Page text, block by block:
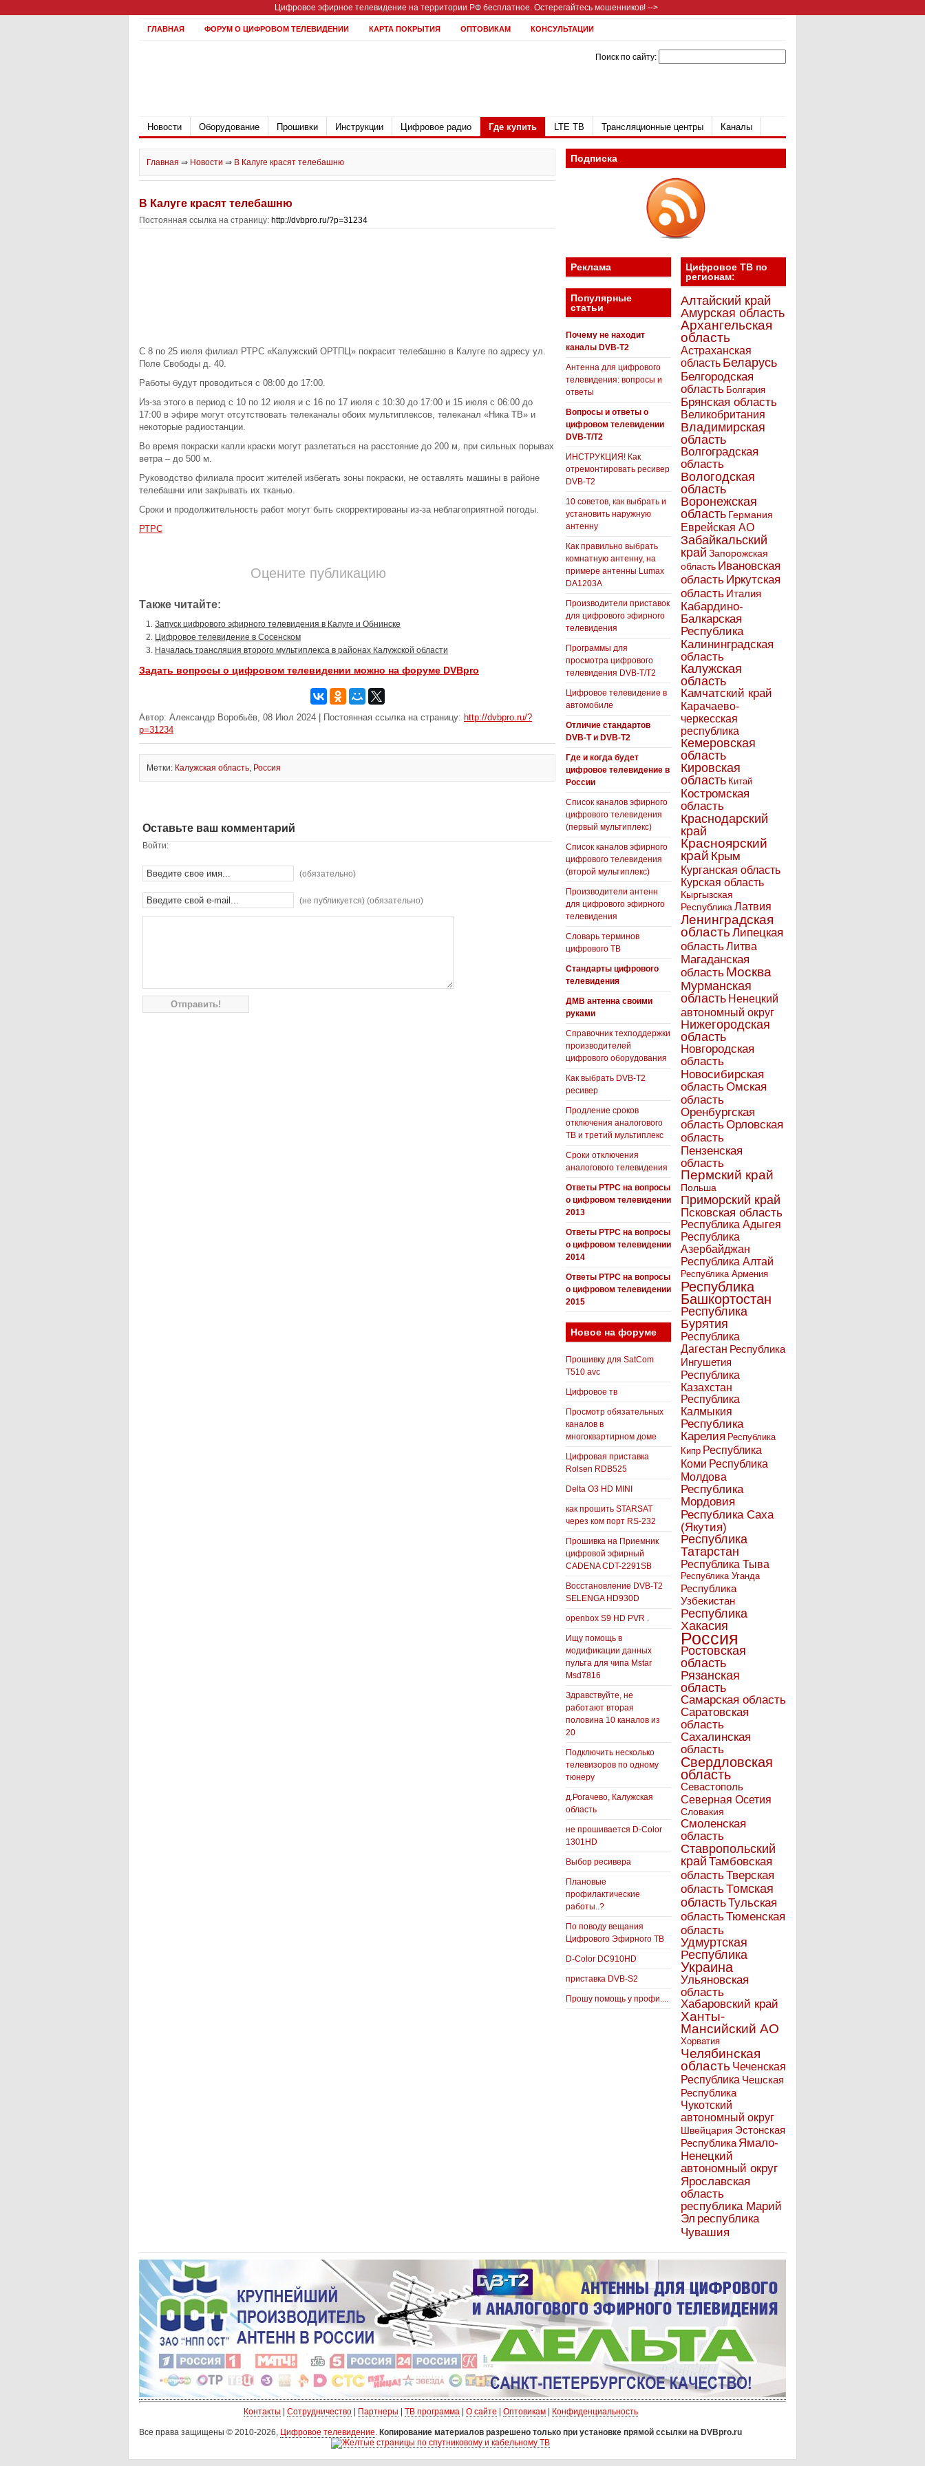
Цифровое эфирное телевидение на территории РФ бесплатное. Остерегайтесь мошенников! -->
ГЛАВНАЯ ФОРУМ О ЦИФРОВОМ ТЕЛЕВИДЕНИИ КАРТА ПОКРЫТИЯ ОПТОВИКАМ КОНСУЛЬТАЦИИ
Поиск по сайту:
Новости Оборудование Прошивки Инструкции Цифровое радио Где купить LTE ТВ Трансляционные центры Каналы
Главная ⇒ Новости ⇒ В Калуге красят телебашню
В Калуге красят телебашню
Постоянная ссылка на страницу: http://dvbpro.ru/?p=31234
С 8 по 25 июля филиал РТРС «Калужский ОРТПЦ» покрасит телебашню в Калуге по адресу ул.
Поле Свободы д. 40.
Работы будут проводиться с 08:00 до 17:00.
Из-за этого в период с 10 по 12 июля и с 16 по 17 июля с 10:30 до 17:00 и 15 июля с 06:00 до
17:00 в эфире могут отсутствовать телеканалы обоих мультиплексов, телеканал «Ника ТВ» и
некоторые радиостанции.
Во время покраски капли краски могут разлетаться на расстояние до 200 м, при сильных порывах
ветра – до 500 м.
Руководство филиала просит жителей избегать зоны покраски, не оставлять машины в районе
телебашни или закрывать их тканью.
Сроки и продолжительность работ могут быть скорректированы из-за неблагоприятной погоды.
РТРС
Оцените публикацию
Также читайте:
Запуск цифрового эфирного телевидения в Калуге и Обнинске
Цифровое телевидение в Сосенском
Началась трансляция второго мультиплекса в районах Калужской области
Задать вопросы о цифровом телевидении можно на форуме DVBpro
Автор: Александр Воробьёв, 08 Июл 2024 | Постоянная ссылка на страницу: http://dvbpro.ru/?
p=31234
Метки: Калужская область, Россия
Оставьте ваш комментарий
Войти:
(обязательно)
(не публикуется) (обязательно)
Подписка
Реклама
Популярные
статьи
Почему не находит
каналы DVB-T2
Антенна для цифрового
телевидения: вопросы и
ответы
Вопросы и ответы о
цифровом телевидении
DVB-T/T2
ИНСТРУКЦИЯ! Как
отремонтировать ресивер
DVB-T2
10 советов, как выбрать и
установить наружную
антенну
Как правильно выбрать
комнатную антенну, на
примере антенны Lumax
DA1203А
Производители приставок
для цифрового эфирного
телевидения
Программы для
просмотра цифрового
телевидения DVB-T/T2
Цифровое телевидение в
автомобиле
Отличие стандартов
DVB-T и DVB-T2
Где и когда будет
цифровое телевидение в
России
Список каналов эфирного
цифрового телевидения
(первый мультиплекс)
Список каналов эфирного
цифрового телевидения
(второй мультиплекс)
Производители антенн
для цифрового эфирного
телевидения
Словарь терминов
цифрового ТВ
Стандарты цифрового
телевидения
ДМВ антенна своими
руками
Справочник техподдержки
производителей
цифрового оборудования
Как выбрать DVB-T2
ресивер
Продление сроков
отключения аналогового
ТВ и третий мультиплекс
Сроки отключения
аналогового телевидения
Ответы РТРС на вопросы
о цифровом телевидении
2013
Ответы РТРС на вопросы
о цифровом телевидении
2014
Ответы РТРС на вопросы
о цифровом телевидении
2015
Новое на форуме
Прошивку для SatCom
T510 avc
Цифровое тв
Просмотр обязательных
каналов в
многоквартирном доме
Цифровая приставка
Rolsen RDB525
Delta O3 HD MINI
как прошить STARSAT
через ком порт RS-232
Прошивка на Приемник
цифровой эфирный
CADENA CDT-2291SB
Восстановление DVB-T2
SELENGA HD930D
openbox S9 HD PVR .
Ищу помощь в
модификации данных
пульта для чипа Mstar
Msd7816
Здравствуйте, не
работают вторая
половина 10 каналов из
20
Подключить несколько
телевизоров по одному
тюнеру
д.Рогачево, Калужская
область
не прошивается D-Color
1301HD
Выбор ресивера
Плановые
профилактические
работы..?
По поводу вещания
Цифрового Эфирного ТВ
D-Color DC910HD
приставка DVB-S2
Прошу помощь у профи....
Цифровое ТВ по
регионам:
Алтайский край
Амурская область
Архангельская
область
Астраханская
область Беларусь
Белгородская
область Болгария
Брянская область
Великобритания
Владимирская
область
Волгоградская
область
Вологодская
область
Воронежская
область Германия
Еврейская АО
Забайкальский
край Запорожская
область Ивановская
область Иркутская
область Италия
Кабардино-
Балкарская
Республика
Калининградская
область
Калужская
область
Камчатский край
Карачаево-
черкесская
республика
Кемеровская
область
Кировская
область Китай
Костромская
область
Краснодарский
край
Красноярский
край Крым
Курганская область
Курская область
Кыргызская
Республика Латвия
Ленинградская
область Липецкая
областьЛитва
Магаданская
область Москва
Мурманская
область Ненецкий
автономный округ
Нижегородская
область
Новгородская
область
Новосибирская
областьОмская
область
Оренбургская
областьОрловская
область
Пензенская
область
Пермский край
Польша
Приморский край
Псковская область
Республика Адыгея
Республика
Азербайджан
Республика Алтай
Республика Армения
Республика
Башкортостан
Республика
Бурятия
Республика
Дагестан Республика
Ингушетия
Республика
Казахстан
Республика
Калмыкия
Республика
Карелия Республика
Кипр Республика
Коми Республика
Молдова
Республика
Мордовия
Республика Саха
(Якутия)
Республика
Татарстан
Республика Тыва
Республика Уганда
Республика
Узбекистан
Республика
Хакасия
Россия
Ростовская
область
Рязанская
область
Самарская область
Саратовская
область
Сахалинская
область
Свердловская
область
Севастополь
Северная Осетия
Словакия
Смоленская
область
Ставропольский
край Тамбовская
областьТверская
областьТомская
областьТульская
областьТюменская
область
Удмуртская
Республика
Украина
Ульяновская
область
Хабаровский край
Ханты-
Мансийский АО
Хорватия
Челябинская
область Чеченская
Республика Чешская
Республика
Чукотский
автономный округ
Швейцария Эстонская
Республика Ямало-
Ненецкий
автономный округ
Ярославская
область
республика Марий
Эл республика
Чувашия
Контакты Сотрудничество| Партнеры ТВ программа| О сайте Оптовикам| Конфиденциальность
Все права защищены © 2010-2026, Цифровое телевидение. Копирование материалов разрешено только при установке прямой ссылки на DVBpro.ru